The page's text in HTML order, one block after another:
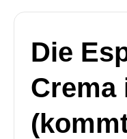
Die
Crema